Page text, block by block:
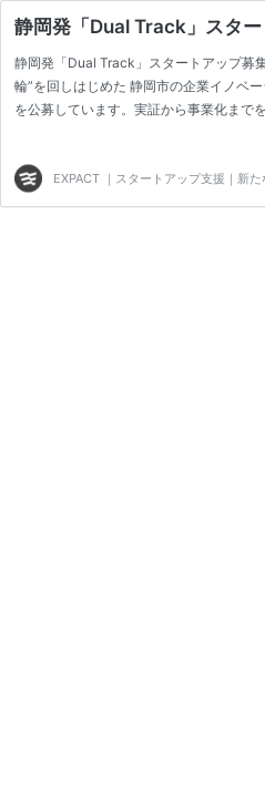
静岡発「Dual Track」スタ
静岡発「Dual Track」スタートアップ募
輪”を回しはじめた 静岡市の企業イノベ
を公募しています。実証から事業化まで
EXPACT ｜スタートアップ支援｜新